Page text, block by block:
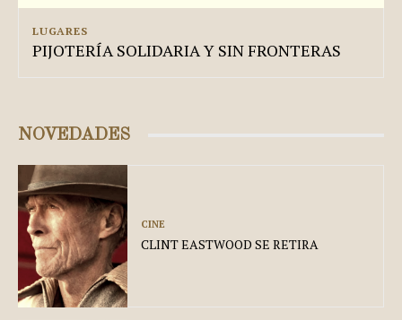
LUGARES
PIJOTERÍA SOLIDARIA Y SIN FRONTERAS
NOVEDADES
CINE
CLINT EASTWOOD SE RETIRA